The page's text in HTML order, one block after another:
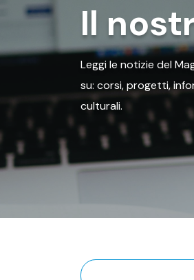
Il
Leggi le notizie del
su: corsi, progetti,
culturali.